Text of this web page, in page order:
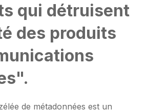
qui détruisent
des produits
de métadonnées est un